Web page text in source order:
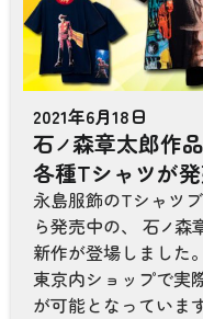
2021年6月18日
石ノ森章太郎作
各種Tシャツが発
永島服飾のTシャツ
ら発売中の、 石ノ 森
新作が登場しました
東京内ショップで実
が可能となっていま